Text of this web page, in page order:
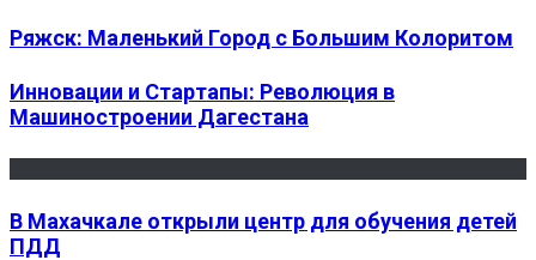
Ряжск: Маленький Город с Большим Колоритом
Инновации и Стартапы: Революция в
Машиностроении Дагестана
В Махачкале открыли центр для обучения детей
ПДД